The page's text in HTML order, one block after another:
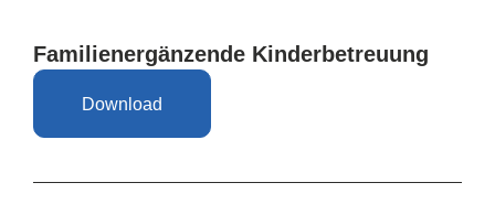
Familienergänzende Kinderbetreuung
Download